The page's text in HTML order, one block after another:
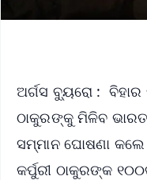
ଅର୍ଗସ ବ୍ୟୁରୋ : ବିହାର
ଠାକୁରଙ୍କୁ ମିଳିବ
ସମ୍ମାନ ଘୋଷଣା କଲେ
କର୍ପୁରୀ ଠାକୁରଙ୍କ